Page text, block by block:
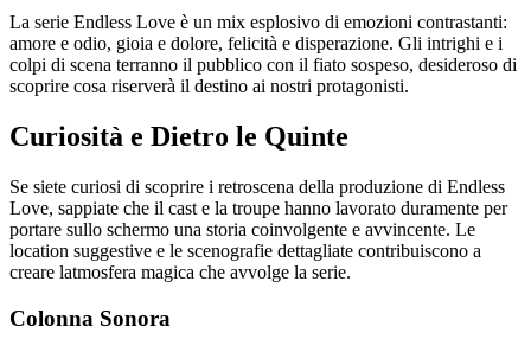
La serie Endless Love è un mix esplosivo di emozioni contrastanti:
amore e odio, gioia e dolore, felicità e disperazione. Gli intrighi e i
colpi di scena terranno il pubblico con il fiato sospeso, desideroso di
scoprire cosa riserverà il destino ai nostri protagonisti.
Curiosità e Dietro le Quinte
Se siete curiosi di scoprire i retroscena della produzione di Endless
Love, sappiate che il cast e la troupe hanno lavorato duramente per
portare sullo schermo una storia coinvolgente e avvincente. Le
location suggestive e le scenografie dettagliate contribuiscono a
creare latmosfera magica che avvolge la serie.
Colonna Sonora